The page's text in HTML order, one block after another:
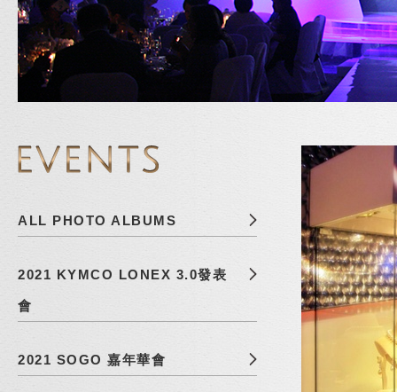
ALL PHOTO ALBUMS
2021 KYMCO LONEX 3.0發表
會
2021 SOGO 嘉年華會